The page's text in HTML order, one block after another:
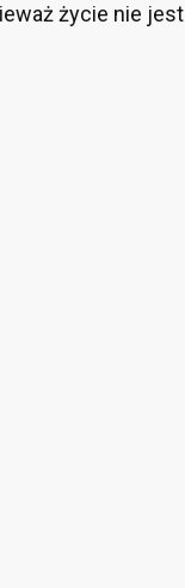
życie nie jest